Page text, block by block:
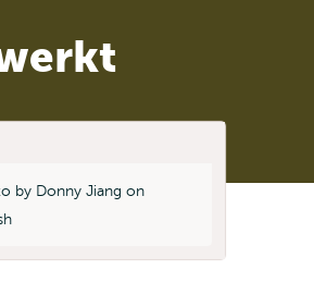
by Donny Jiang on